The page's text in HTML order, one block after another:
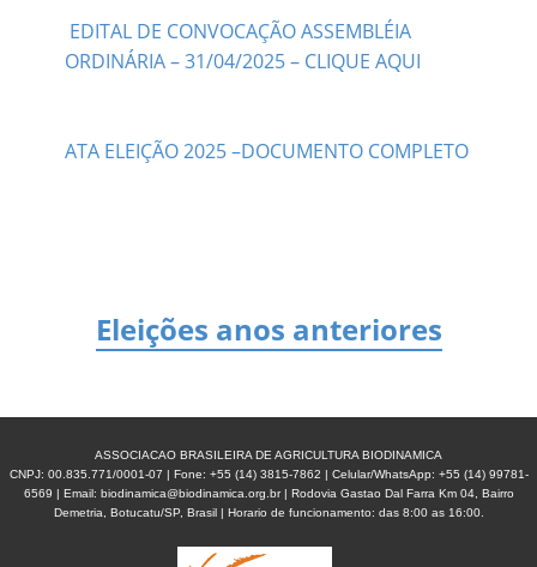
EDITAL DE CONVOCAÇÃO ASSEMBLÉIA
ORDINÁRIA – 31/04/2025 – CLIQUE AQUI
ATA ELEIÇÃO 2025 –DOCUMENTO COMPLETO
Eleições anos anteriores
ASSOCIACAO BRASILEIRA DE AGRICULTURA BIODINAMICA
CNPJ: 00.835.771/0001-07 | Fone: +55 (14) 3815-7862 | Celular/WhatsApp: +55 (14) 99781-
6569 | Email: biodinamica@biodinamica.org.br | Rodovia Gastao Dal Farra Km 04, Bairro
Demetria, Botucatu/SP, Brasil | Horario de funcionamento: das 8:00 as 16:00.